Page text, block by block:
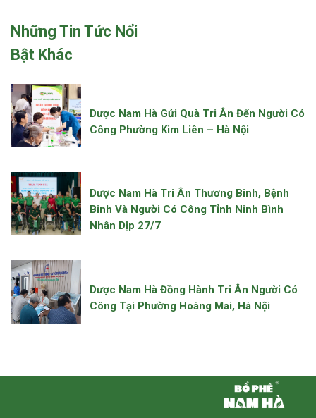
Những Tin Tức Nổi
Bật Khác
Dược Nam Hà Gửi Quà Tri Ân Đến Người Có
Công Phường Kim Liên – Hà Nội
Dược Nam Hà Tri Ân Thương Binh, Bệnh
Binh Và Người Có Công Tỉnh Ninh Bình
Nhân Dịp 27/7
Dược Nam Hà Đồng Hành Tri Ân Người Có
Công Tại Phường Hoàng Mai, Hà Nội